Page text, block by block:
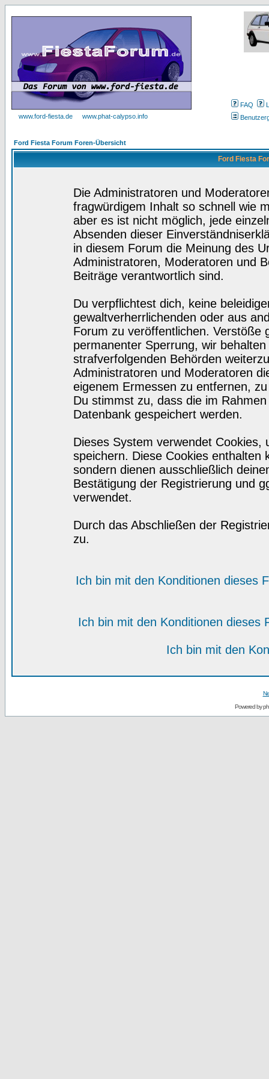
www.ford-fiesta.de www.phat-calypso.info
FAQ
Ford Fiesta Forum Foren-Übersicht
Ford Fiesta
Die Administratoren und
fragwürdigem Inhalt so schnell wie
aber es ist nicht möglich, jede
Absenden dieser
in diesem Forum die Meinung des
Administratoren, Moderatoren und
Beiträge verantwortlich sind.
Du verpflichtest dich, keine
gewaltverherrlichenden oder aus
Forum zu veröffentlichen. Verstöße
permanenter Sperrung, wir
strafverfolgenden Behörden
Administratoren und Moderatoren
eigenem Ermessen zu entfernen,
Du stimmst zu, dass die im
Datenbank gespeichert werden.
Dieses System verwendet
speichern. Diese Cookies enthalten
sondern dienen ausschließlich
Bestätigung der Registrierung und
verwendet.
Durch das Abschließen der
zu.
Ich bin mit den Konditionen dieses
Ich bin mit den Konditionen dieses
Ich bin mit den
Powered by